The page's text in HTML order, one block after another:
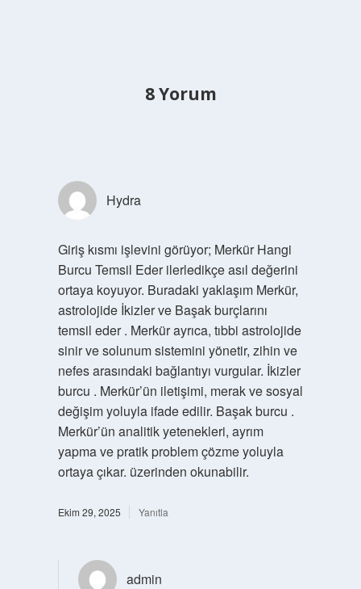
8 Yorum
Hydra
Giriş kısmı işlevini görüyor; Merkür Hangi
Burcu Temsil Eder ilerledikçe asıl değerini
ortaya koyuyor. Buradaki yaklaşım Merkür,
astrolojide İkizler ve Başak burçlarını
temsil eder . Merkür ayrıca, tıbbi astrolojide
sinir ve solunum sistemini yönetir, zihin ve
nefes arasındaki bağlantıyı vurgular. İkizler
burcu . Merkür’ün iletişimi, merak ve sosyal
değişim yoluyla ifade edilir. Başak burcu .
Merkür’ün analitik yetenekleri, ayrım
yapma ve pratik problem çözme yoluyla
ortaya çıkar. üzerinden okunabilir.
Ekim 29, 2025 Yanıtla
admin